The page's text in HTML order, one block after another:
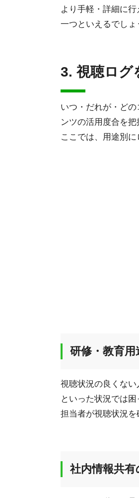
より手軽・詳細に
一つといえるでしょ
3. 視聴ログ
いつ・だれが・ど
ンツの活用度合を把
ここでは、用途別に
研修・教育用
視聴状況の良くな
といった状況では
担当者が視聴状況を
社内情報共有